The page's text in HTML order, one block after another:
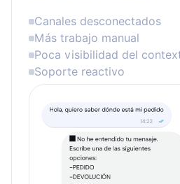
Canales desconectados
Más trabajo manual
Poca visibilidad del
Soporte reactivo